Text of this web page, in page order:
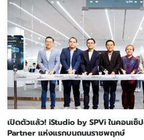
เปิดตัวแล้ว! iStudio by SPVi ในคอนเ
Partner แห่งแรกบนถนนราชพฤกษ์